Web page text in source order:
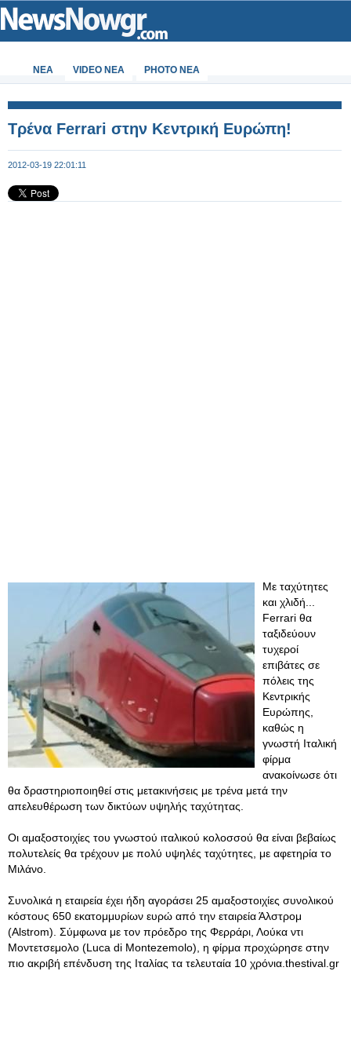
ΝΕΑ VIDEO NEA PHOTO NEA
Τρένα Ferrari στην Κεντρική Ευρώπη!
2012-03-19 22:01:11
Με ταχύτητες
και χλιδή...
Ferrari θα
ταξιδεύουν
τυχεροί
επιβάτες σε
πόλεις της
Κεντρικής
Ευρώπης,
καθώς η
γνωστή Ιταλική
φίρμα
ανακοίνωσε ότι
θα δραστηριοποιηθεί στις μετακινήσεις με τρένα μετά την
απελευθέρωση των δικτύων υψηλής ταχύτητας.
Οι αμαξοστοιχίες του γνωστού ιταλικού κολοσσού θα είναι βεβαίως
πολυτελείς θα τρέχουν με πολύ υψηλές ταχύτητες, με αφετηρία το
Μιλάνο.
Συνολικά η εταιρεία έχει ήδη αγοράσει 25 αμαξοστοιχίες συνολικού
κόστους 650 εκατομμυρίων ευρώ από την εταιρεία Άλστρομ
(Alstrom). Σύμφωνα με τον πρόεδρο της Φερράρι, Λούκα ντι
Μοντετσεμολο (Luca di Montezemolo), η φίρμα προχώρησε στην
πιο ακριβή επένδυση της Ιταλίας τα τελευταία 10 χρόνια.thestival.gr